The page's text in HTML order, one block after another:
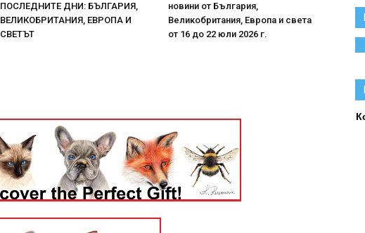
ПОСЛЕДНИТЕ ДНИ: БЪЛГАРИЯ,
ВЕЛИКОБРИТАНИЯ, ЕВРОПА И
СВЕТЪТ
новини от България,
Великобритания, Европа и света
от 16 до 22 юли 2026 г.